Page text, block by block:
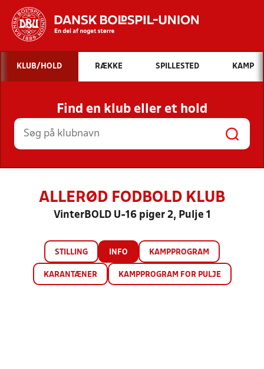
Hvad vil du søge efter?
INDHOLD OG NYHEDER
STILLINGER, RESULTATER, KLUBBER OG
HOLD
KLUB/HOLD RÆKKE SPILLESTED KAMP
Find en klub eller et hold
ALLERØD FODBOLD KLUB
VinterBOLD U-16 piger 2, Pulje 1
STILLING INFO KAMPPROGRAM
KARANTÆNER KAMPPROGRAM FOR PULJE